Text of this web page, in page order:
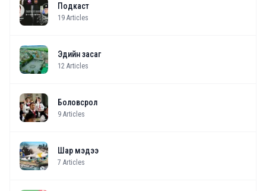
Подкаст
19 Articles
Эдийн засаг
12 Articles
Боловсрол
9 Articles
Шар мэдээ
7 Articles